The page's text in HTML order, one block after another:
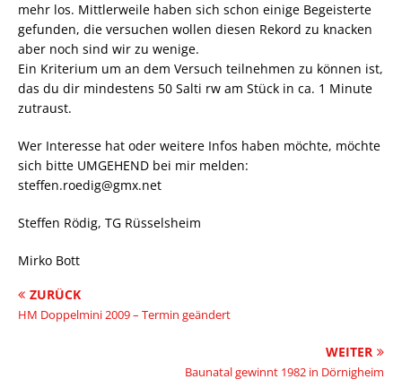
mehr los. Mittlerweile haben sich schon einige Begeisterte
gefunden, die versuchen wollen diesen Rekord zu knacken
aber noch sind wir zu wenige.
Ein Kriterium um an dem Versuch teilnehmen zu können ist,
das du dir mindestens 50 Salti rw am Stück in ca. 1 Minute
zutraust.
Wer Interesse hat oder weitere Infos haben möchte, möchte
sich bitte UMGEHEND bei mir melden:
steffen.roedig@gmx.net
Steffen Rödig, TG Rüsselsheim
Mirko Bott
ZURÜCK
HM Doppelmini 2009 – Termin geändert
WEITER
Baunatal gewinnt 1982 in Dörnigheim